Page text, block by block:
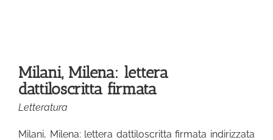
Milani, Milena: lettera
dattiloscritta firmata
Letteratura
Milani, Milena: lettera dattiloscritta firmata indirizzata